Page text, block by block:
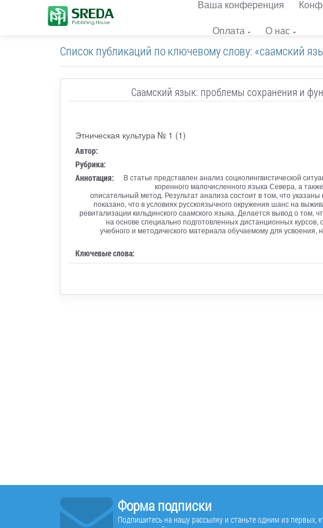
Ваша конференция
Оплата
О нас
Список публикаций по ключевому слову: «саамский
Саамский язык: проблемы сохранения и
Этническая культура № 1 (1)
Автор:
Рубрика:
Аннотация:
В статье представлен анализ социолингвистической
коренного малочисленного языка Севера, а
описательный метод. Результат анализа состоит в том, что
показано, что в условиях русскоязычного окружения шанс на
ревитализации кильдинского саамского языка. Делается вывод о
на основе специально подготовленных дистанционных
учебного и методического материала обучаемому для
Ключевые слова:
Форма подписки
Подпишитесь на нашу рассылку и станьте одним из первых,